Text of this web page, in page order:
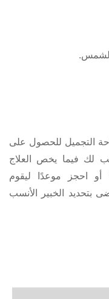
التجميل للحصول على
لك فيما يخص العلاج
أو احجز موعدًا ليقوم
بتحديد الخبير الأنسب